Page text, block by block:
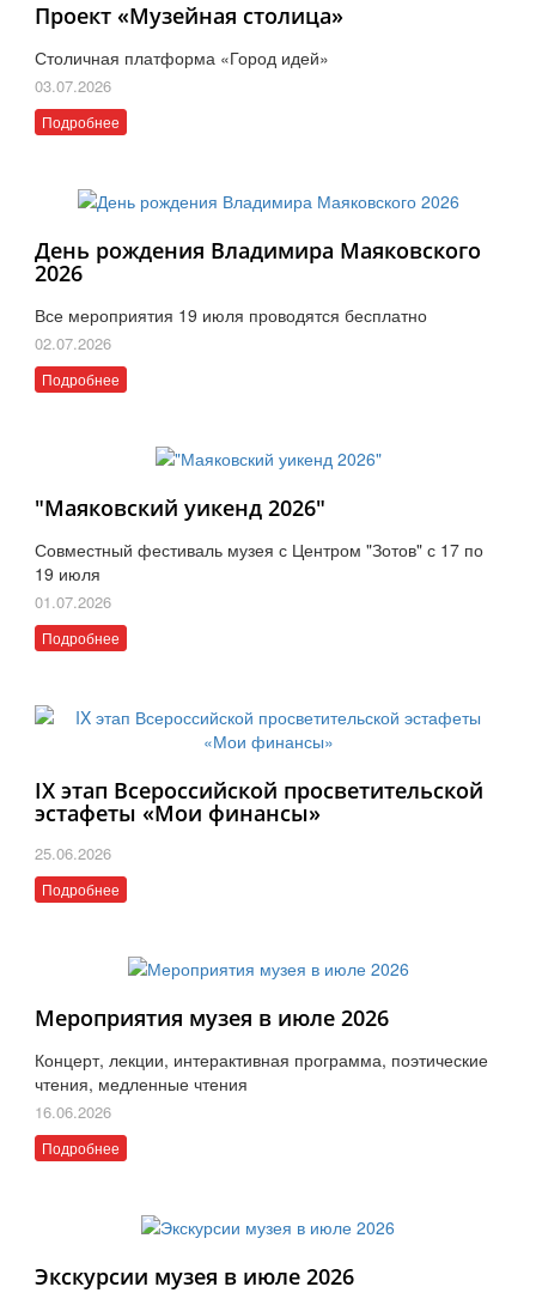
Проект «Музейная столица»
Столичная платформа «Город идей»
03.07.2026
Подробнее
День рождения Владимира Маяковского
2026
Все мероприятия 19 июля проводятся бесплатно
02.07.2026
Подробнее
"Маяковский уикенд 2026"
Совместный фестиваль музея с Центром "Зотов" с 17 по
19 июля
01.07.2026
Подробнее
IX этап Всероссийской просветительской
эстафеты «Мои финансы»
25.06.2026
Подробнее
Мероприятия музея в июле 2026
Концерт, лекции, интерактивная программа, поэтические
чтения, медленные чтения
16.06.2026
Подробнее
Экскурсии музея в июле 2026